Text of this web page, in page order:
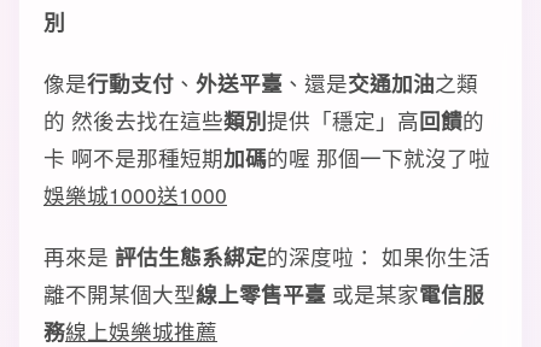
別
像是行動支付 、 外送平臺 、還是交通加油之類
的 然後去找在這些類別提供「穩定」高回饋的
卡 啊不是那種短期加碼的喔 那個一下就沒了啦
娛樂城1000送1000
再來是 評估生態系綁定的深度啦： 如果你生活
離不開某個大型線上零售平臺 或是某家電信服
務線上娛樂城推薦